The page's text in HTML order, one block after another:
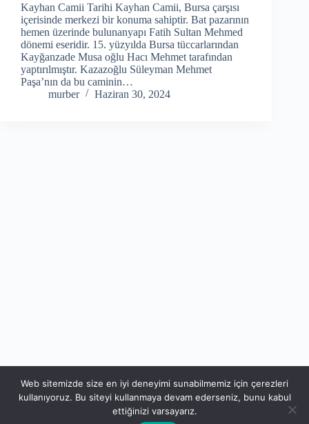
Kayhan Camii Tarihi Kayhan Camii, Bursa çarşısı
içerisinde merkezi bir konuma sahiptir. Bat pazarının
hemen üzerinde bulunanyapı Fatih Sultan Mehmed
dönemi eseridir. 15. yüzyılda Bursa tüccarlarından
Kayğanzade Musa oğlu Hacı Mehmet tarafından
yaptırılmıştır. Kazazoğlu Süleyman Mehmet
Paşa’nın da bu caminin…
murber
Haziran 30, 2024
Web sitemizde size en iyi deneyimi sunabilmemiz için çerezleri
kullanıyoruz. Bu siteyi kullanmaya devam ederseniz, bunu kabul
ettiğinizi varsayarız.